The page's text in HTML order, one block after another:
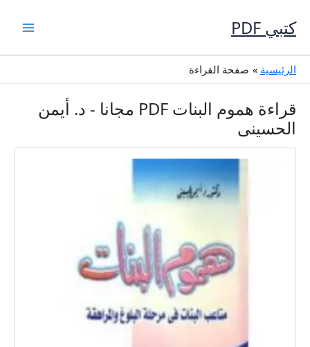
إلى
المحتوى
كتبي PDF
الرئيسية صفحة القراءة
قراءة هموم البنات PDF مجانا - د. أيمن
الحسينى